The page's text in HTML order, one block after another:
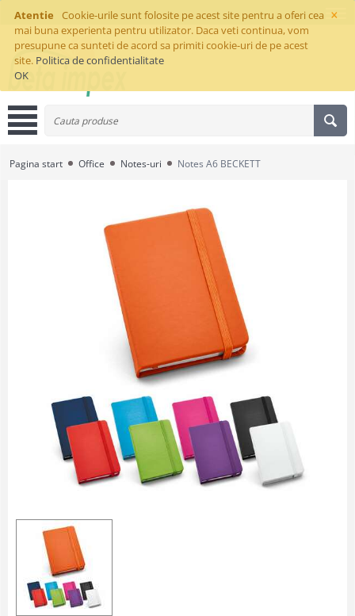
×
Atentie
Cookie-urile sunt folosite pe acest site pentru a oferi cea
mai buna experienta pentru utilizator. Daca veti continua, vom
presupune ca sunteti de acord sa primiti cookie-uri de pe acest
site. Politica de confidentialitate
OK
Pagina start Office Notes-uri Notes A6 BECKETT